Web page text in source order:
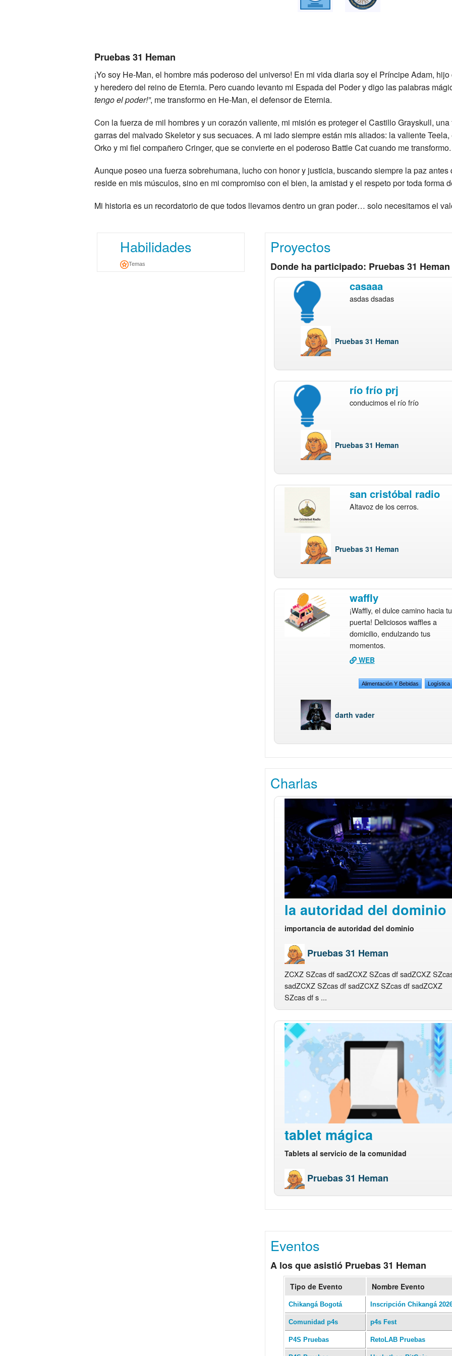
Pruebas 31 Heman
¡Yo soy He-Man, el hombre más poderoso del universo! En mi vida diaria soy el Príncipe Adam,
y heredero del reino de Eternia. Pero cuando levanto mi Espada del Poder y digo las palabras
tengo el poder!”, me transformo en He-Man, el defensor de Eternia.
Con la fuerza de mil hombres y un corazón valiente, mi misión es proteger el Castillo Grayskull,
garras del malvado Skeletor y sus secuaces. A mi lado siempre están mis aliados: la valiente
Orko y mi fiel compañero Cringer, que se convierte en el poderoso Battle Cat cuando me transformo.
Aunque poseo una fuerza sobrehumana, lucho con honor y justicia, buscando siempre la paz
reside en mis músculos, sino en mi compromiso con el bien, la amistad y el respeto por toda forma
Mi historia es un recordatorio de que todos llevamos dentro un gran poder… solo necesitamos el
Habilidades
Temas
Proyectos
Donde ha participado: Pruebas 31 Heman
casaaa
asdas dsadas
Pruebas 31 Heman
río frío prj
conducimos el río frío
Pruebas 31 Heman
san cristóbal radio
Altavoz de los cerros.
Pruebas 31 Heman
waffly
¡Waffly, el dulce camino hacia tu
puerta! Deliciosos waffles a
domicilio, endulzando tus
momentos.
WEB
Alimentación Y Bebidas Logística
darth vader
Charlas
la autoridad del dominio
importancia de autoridad del dominio
Pruebas 31 Heman
ZCXZ SZcas df sadZCXZ SZcas df sadZCXZ
sadZCXZ SZcas df sadZCXZ SZcas df sadZCXZ
SZcas df s ...
tablet mágica
Tablets al servicio de la comunidad
Pruebas 31 Heman
Eventos
A los que asistió Pruebas 31 Heman
Tipo de Evento Nombre Evento
Chikangá Bogotá Inscripción Chikangá
Comunidad p4s p4s Fest
P4S Pruebas RetoLAB Pruebas